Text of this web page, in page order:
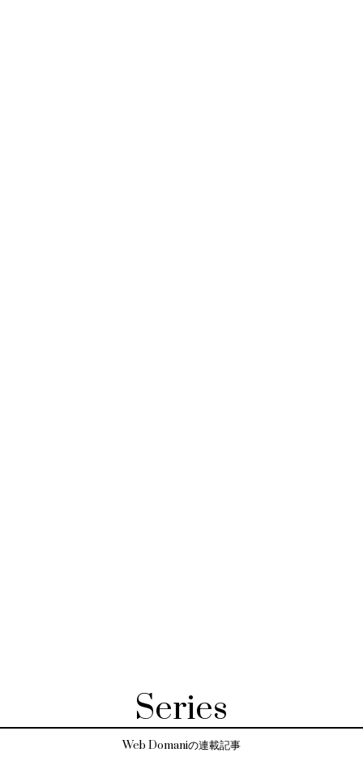
Series
Web Domaniの連載記事